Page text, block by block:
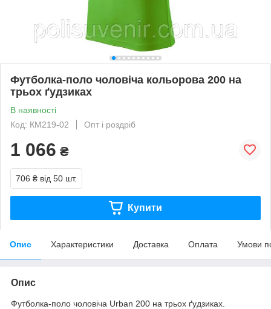
Футболка-поло чоловіча кольорова 200 на
трьох ґудзиках
В наявності
Код: КМ219-02
Опт і роздріб
1 066 ₴
706 ₴ від 50 шт.
Купити
Опис Характеристики Доставка Оплата Умови
Опис
Футболка-поло чоловіча Urban 200 на трьох ґудзиках.